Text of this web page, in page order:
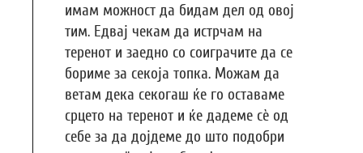
имам можност да бидам дел од овој
тим. Едвај чекам да истрчам на
теренот и заедно со соиграчите да се
бориме за секоја топка. Можам да
ветам дека секогаш ќе го оставаме
срцето на теренот и ќе дадеме сѐ од
себе за да дојдеме до што подобри